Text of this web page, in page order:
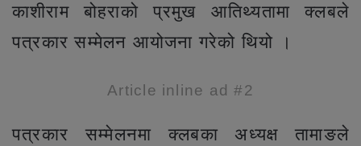
काशीराम बोहराको प्रमुख आतिथ्यतामा क्लबले
पत्रकार सम्मेलन आयोजना गरेको थियो ।
Article inline ad #2
पत्रकार सम्मेलनमा क्लबका अध्यक्ष तामाङले